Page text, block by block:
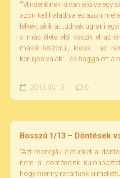
"Mindenkinek ki van jelölve egy
azon kell haladnia és azon
lelkek, akik át tudnak ugrani
a más élete elől veszik el az
másik leszorul, kiesik... az
kerüljön valaki... és hagyja ott a
2013.05.13. 0
Bosszú 1/13 – Döntések
"Azt mondják életünket a
nem a döntéseink
hogy mennyire tartunk ki